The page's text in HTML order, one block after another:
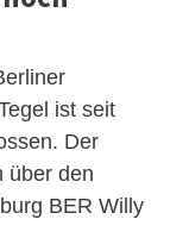
ist seit
Der
über den
BER Willy